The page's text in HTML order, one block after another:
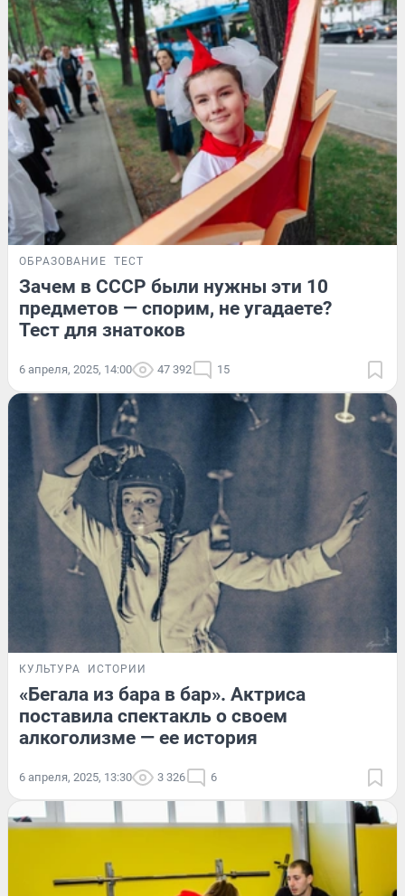
ОБРАЗОВАНИЕ ТЕСТ
Зачем в СССР были нужны эти 10
предметов — спорим, не угадаете?
Тест для знатоков
6 апреля, 2025, 14:00 47 392 15
КУЛЬТУРА ИСТОРИИ
«Бегала из бара в бар». Актриса
поставила спектакль о своем
алкоголизме — ее история
6 апреля, 2025, 13:30 3 326 6